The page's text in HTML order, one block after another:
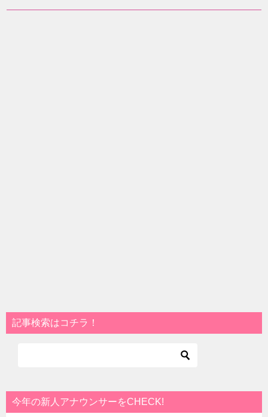
記事検索はコチラ！
今年の新人アナウンサーをCHECK!